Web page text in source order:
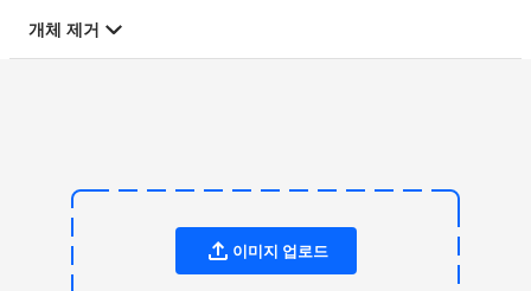
개체 제거
이미지 업로드